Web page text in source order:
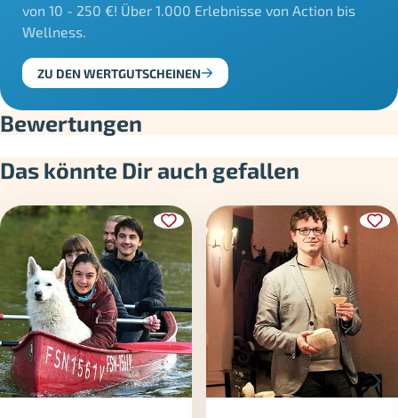
von 10 - 250 €! Über 1.000 Erlebnisse von Action bis
Wellness.
ZU DEN WERTGUTSCHEINEN
Bewertungen
Das könnte Dir auch gefallen